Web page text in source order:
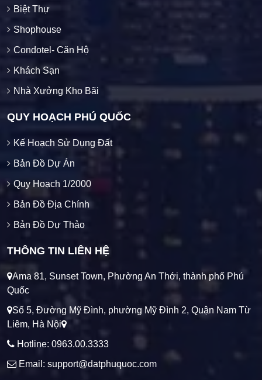
Biệt Thự
Shophouse
Condotel- Căn Hộ
Khách Sạn
Nhà Xưởng Kho Bãi
QUY HOẠCH PHÚ QUỐC
Kế Hoạch Sử Dụng Đất
Bản Đồ Dự Án
Quy Hoạch 1/2000
Bản Đồ Địa Chính
Bản Đồ Dự Thảo
THÔNG TIN LIÊN HỆ
Ama 81, Sunset Town, Phường An Thới, thành phố Phú
Quốc
Số 5, Đường Mỹ Đình, phường Mỹ Đình 2, Quận Nam Từ
Liêm, Hà Nội
Hotline: 0963.00.3333
Email: support@datphuquoc.com